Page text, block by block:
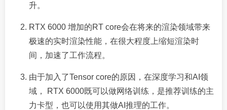
升。
RTX 6000 增加的RT core会在将来的渲染领域带来
极速的实时渲染性能，在很大程度上缩短渲染时
间，加速了工作流程。
由于加入了Tensor core的原因，在深度学习和AI领
域， RTX 6000既可以做网络训练，是推荐训练的主
力卡型，也可以使用其做AI推理的工作。